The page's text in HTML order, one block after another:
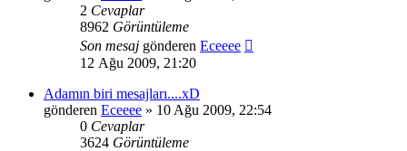
2 Cevaplar
8962 Görüntüleme
Son mesaj gönderen Eceeee
12 Ağu 2009, 21:20
Adamın biri mesajları....xD
gönderen Eceeee » 10 Ağu 2009, 22:54
0 Cevaplar
3624 Görüntüleme